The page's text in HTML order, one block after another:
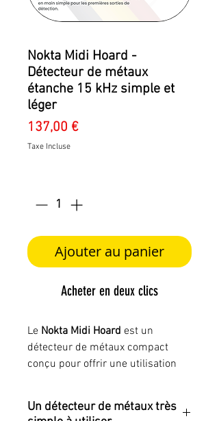
Nokta Midi Hoard -
Détecteur de métaux
étanche 15 kHz simple et
léger
137,00 €Prix
Taxe Incluse
Ajouter au panier
Acheter en deux clics
Le Nokta Midi Hoard est un
détecteur de métaux compact
conçu pour offrir une utilisation
véritables fonctionnalités de
détection. Son faible poids, son
Un détecteur de métaux très